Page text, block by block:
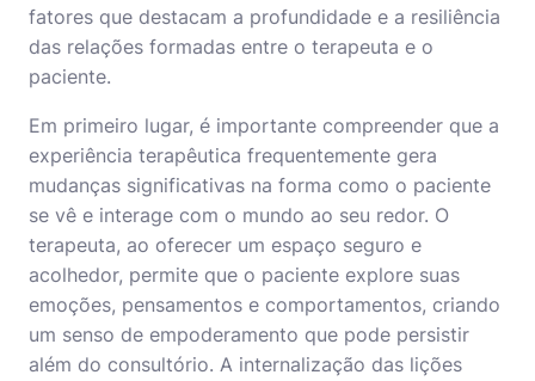
fatores que destacam a profundidade e a resiliência
das relações formadas entre o terapeuta e o
paciente.
Em primeiro lugar, é importante compreender que a
experiência terapêutica frequentemente gera
mudanças significativas na forma como o paciente
se vê e interage com o mundo ao seu redor. O
terapeuta, ao oferecer um espaço seguro e
acolhedor, permite que o paciente explore suas
emoções, pensamentos e comportamentos, criando
um senso de empoderamento que pode persistir
além do consultório. A internalização das lições